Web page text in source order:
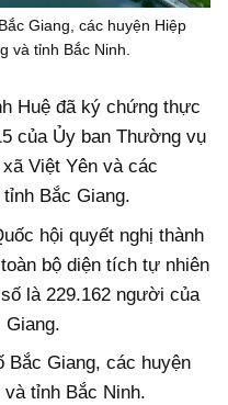
Giang, các huyện Hiệp
và tỉnh Bắc Ninh.
Huệ đã ký chứng thực
của Ủy ban Thường vụ
Việt Yên và các
Bắc Giang.
hội quyết nghị thành
bộ diện tích tự nhiên
là 229.162 người của
Giang.
Bắc Giang, các huyện
và tỉnh Bắc Ninh.